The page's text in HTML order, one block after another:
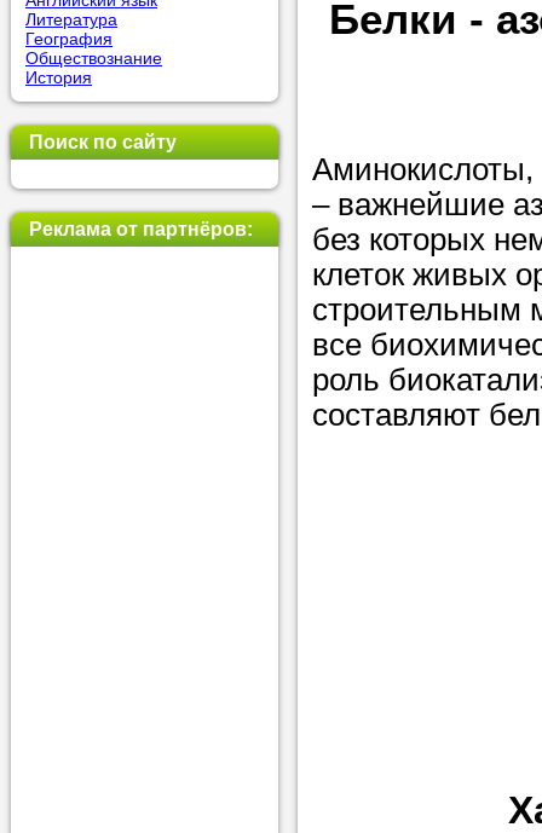
позвоните
Или найдите
нашей базе
используя
Получите
помощью -
Литература
География
Обществознание
История
Поиск по сайту
Реклама от партнёров:
Белки -
Аминокислоты,
– важнейшие
без которых
клеток живых
строительным
все
роль
составляют